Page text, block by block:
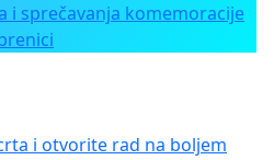
i sprečavanja komemoracije
i otvorite rad na boljem